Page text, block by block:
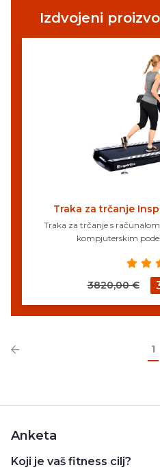
Izdvojeni
Traka za trčanje
Traka za trčanje s
kompjuterskim
3820,00 €
1
Anketa
Koji je vaš fitness cilj?